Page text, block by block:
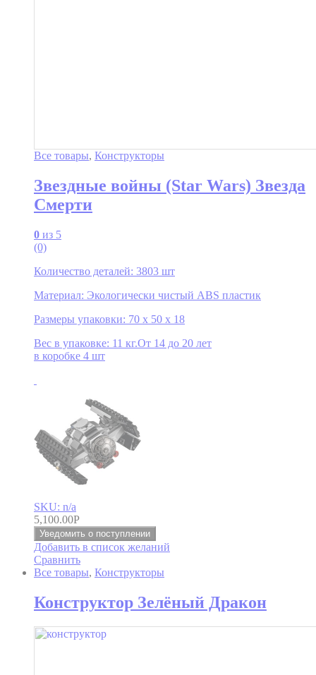
Все товары, Конструкторы
Звездные войны (Star Wars) Звезда
Смерти
0 из 5
(0)
Количество деталей: 3803 шт
Материал: Экологически чистый ABS пластик
Размеры упаковки: 70 x 50 x 18
Вес в упаковке: 11 кг.От 14 до 20 лет
в коробке 4 шт
SKU: n/a
5,100.00Р
Уведомить о поступлении
Добавить в список желаний
Сравнить
Все товары, Конструкторы
Конструктор Зелёный Дракон